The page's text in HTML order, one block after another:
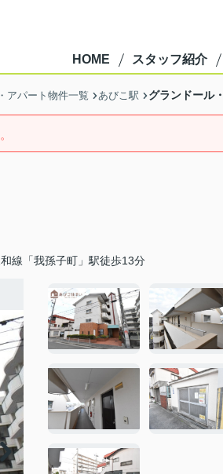
HOME スタッフ紹介
アパート物件一覧 あびこ駅 グランドール
和線「我孫子町」駅徒歩13分